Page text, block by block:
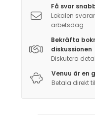
Få svar
Lokalen
arbetsdag
Bekräfta
diskussionen
Diskutera
Venuu är en
Betala direkt